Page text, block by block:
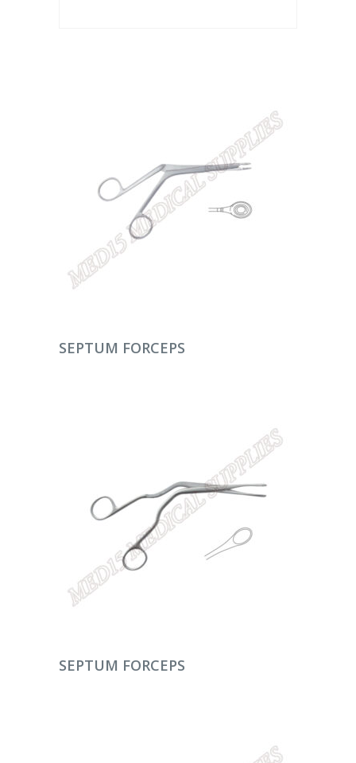
DEVAMINI OKU
SEPTUM FORCEPS
DEVAMINI OKU
SEPTUM FORCEPS